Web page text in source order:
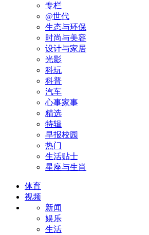
专栏
@世代
生态与环保
时尚与美容
设计与家居
光影
科玩
科普
汽车
心事家事
精选
特辑
早报校园
热门
生活贴士
星座与生肖
体育
视频
新闻
娱乐
生活